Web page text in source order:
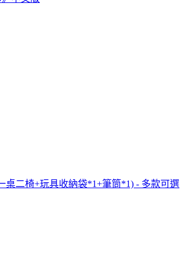
桌二椅+玩具收納袋*1+筆筒*1) - 多款可選